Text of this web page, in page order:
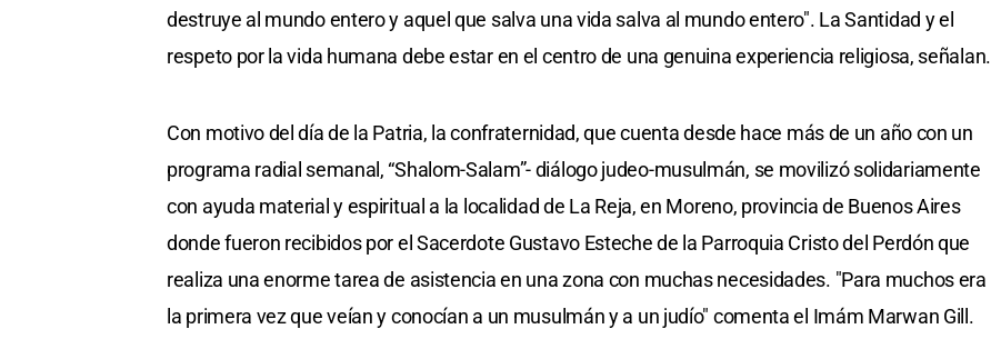
destruye al mundo entero y aquel que salva una vida salva al mundo entero". La Santidad y el
respeto por la vida humana debe estar en el centro de una genuina experiencia religiosa, señalan.
Con motivo del día de la Patria, la confraternidad, que cuenta desde hace más de un año con un
programa radial semanal, “Shalom-Salam”- diálogo judeo-musulmán, se movilizó solidariamente
con ayuda material y espiritual a la localidad de La Reja, en Moreno, provincia de Buenos Aires
donde fueron recibidos por el Sacerdote Gustavo Esteche de la Parroquia Cristo del Perdón que
realiza una enorme tarea de asistencia en una zona con muchas necesidades. "Para muchos era
la primera vez que veían y conocían a un musulmán y a un judío" comenta el Imám Marwan Gill.